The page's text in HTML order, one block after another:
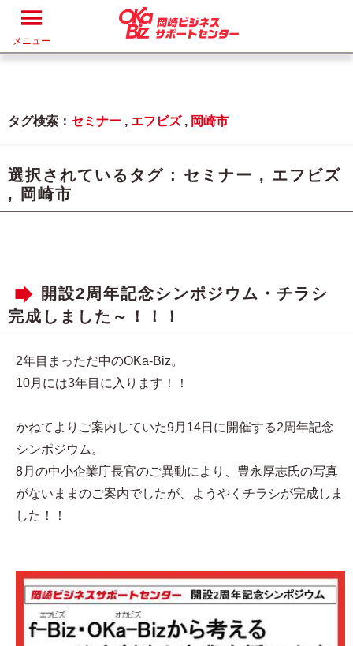
メニュー
タグ検索： セミナー , エフビズ, 岡崎市
選択されているタグ : セミナー , エフビズ
,
岡崎市
開設2周年記念シンポジウム・チラシ
完成しました～！！！
2年目まっただ中のOKa-Biz。
10月には3年目に入ります！！
かねてよりご案内していた9月14日に開催する2周年記念
シンポジウム。
8月の中小企業庁長官のご異動により、豊永厚志氏の写真
がないままのご案内でしたが、ようやくチラシが完成しま
した！！